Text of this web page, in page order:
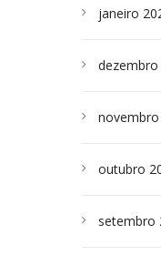
janeiro
dezembro
novembro
outubro
setembro